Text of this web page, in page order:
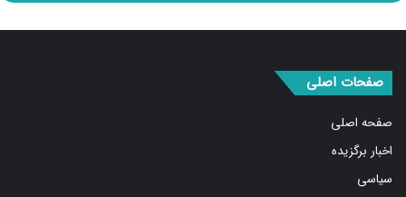
صفحات اصلی
صفحه اصلی
اخبار برگزیده
سیاسی